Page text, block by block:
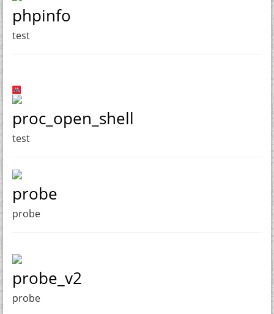
phpinfo
test
proc_open_shell
test
probe
probe
probe_v2
probe